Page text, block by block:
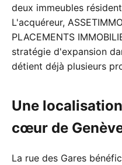
deux immeubles
L'acquéreur,
PLACEMENTS
stratégie d'expansion
détient déjà plusieurs
Une
cœur de
La rue des Gares